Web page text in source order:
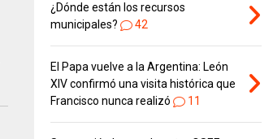
¿Dónde están los recursos
municipales?
42
El Papa vuelve a la Argentina: León
XIV confirmó una visita histórica que
Francisco nunca realizó
11